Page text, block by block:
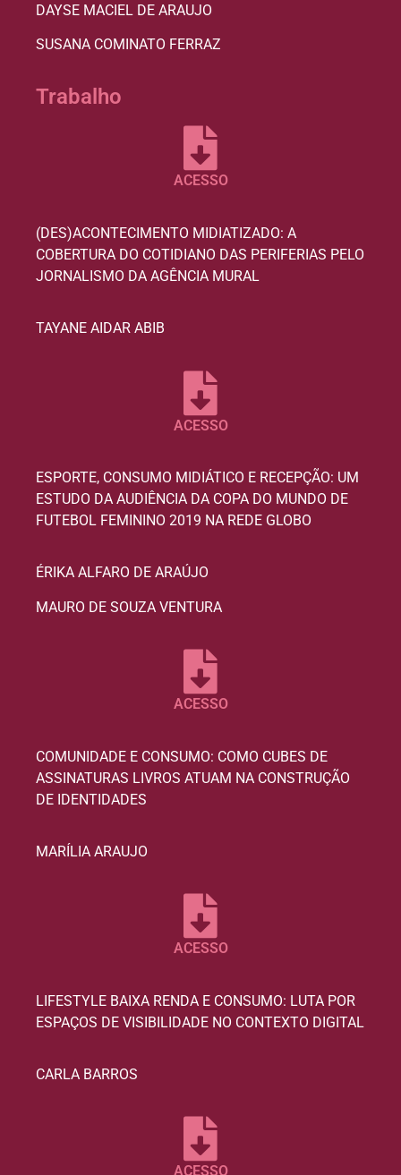
DAYSE MACIEL DE ARAUJO
SUSANA COMINATO FERRAZ
Trabalho
ACESSO
(DES)ACONTECIMENTO MIDIATIZADO: A
COBERTURA DO COTIDIANO DAS PERIFERIAS PELO
JORNALISMO DA AGÊNCIA MURAL
TAYANE AIDAR ABIB
ACESSO
ESPORTE, CONSUMO MIDIÁTICO E RECEPÇÃO: UM
ESTUDO DA AUDIÊNCIA DA COPA DO MUNDO DE
FUTEBOL FEMININO 2019 NA REDE GLOBO
ÉRIKA ALFARO DE ARAÚJO
MAURO DE SOUZA VENTURA
ACESSO
COMUNIDADE E CONSUMO: COMO CUBES DE
ASSINATURAS LIVROS ATUAM NA CONSTRUÇÃO
DE IDENTIDADES
MARÍLIA ARAUJO
ACESSO
LIFESTYLE BAIXA RENDA E CONSUMO: LUTA POR
ESPAÇOS DE VISIBILIDADE NO CONTEXTO DIGITAL
CARLA BARROS
ACESSO